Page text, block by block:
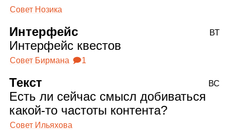
Совет Нозика
Интерфейс
Интерфейс квестов
Совет Бирмана 🗩1
ВТ
Текст
Есть ли сейчас смысл добиваться
какой‑то частоты контента?
Совет Ильяхова
ВС